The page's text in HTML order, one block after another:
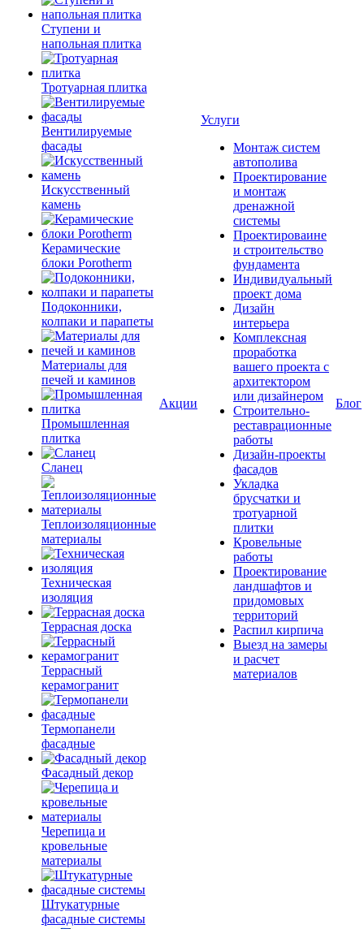
Ступени и
напольная плитка
Тротуарная плитка
Вентилируемые
фасады
Искусственный
камень
Керамические
блоки Porotherm
Подоконники,
колпаки и парапеты
Материалы для
печей и каминов
Промышленная
плитка
Сланец
Теплоизоляционные
материалы
Техническая
изоляция
Террасная доска
Террасный
керамогранит
Термопанели
фасадные
Фасадный декор
Черепица и
кровельные
материалы
Штукатурные
фасадные системы
Акции
Услуги
Монтаж систем
автополива
Проектирование
и монтаж
дренажной
системы
Проектироваине
и строительство
фундамента
Индивидуальный
проект дома
Дизайн
интерьера
Комплексная
проработка
вашего проекта с
архитектором
или дизайнером
Строительно-
реставрационные
работы
Дизайн-проекты
фасадов
Укладка
брусчатки и
тротуарной
плитки
Кровельные
работы
Проектирование
ландшафтов и
придомовых
территорий
Распил кирпича
Выезд на замеры
и расчет
материалов
Блог